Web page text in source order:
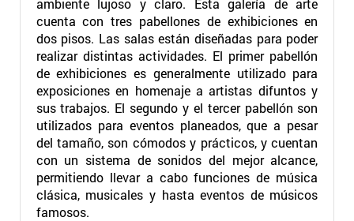
ambiente lujoso y claro. Esta galería de arte
cuenta con tres pabellones de exhibiciones en
dos pisos. Las salas están diseñadas para poder
realizar distintas actividades. El primer pabellón
de exhibiciones es generalmente utilizado para
exposiciones en homenaje a artistas difuntos y
sus trabajos. El segundo y el tercer pabellón son
utilizados para eventos planeados, que a pesar
del tamaño, son cómodos y prácticos, y cuentan
con un sistema de sonidos del mejor alcance,
permitiendo llevar a cabo funciones de música
clásica, musicales y hasta eventos de músicos
famosos.